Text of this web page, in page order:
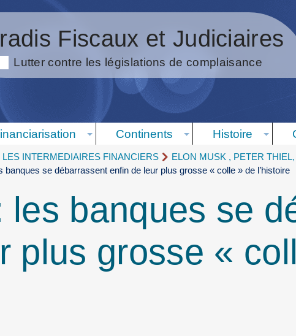
Fiscaux et Judiciaires
Lutter contre les législations de complaisance
Continents Histoire
LES INTERMEDIAIRES FINANCIERS
ELON MUSK , PETER
banques se débarrassent enfin de leur plus grosse « colle » de l’histoire
les banques se
plus grosse «